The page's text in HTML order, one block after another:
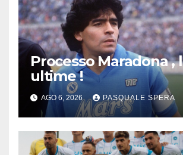
Processo Maradona ,
ultime !
AGO 6, 2026 PASQUALE SPERA